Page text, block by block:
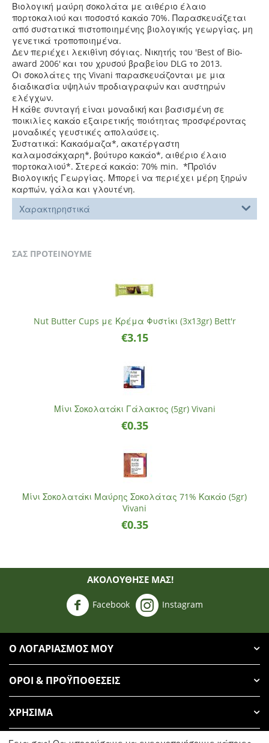
Βιολογική μαύρη σοκολάτα με αιθέριο έλαιο
πορτοκαλιού και ποσοστό κακάο 70%. Παρασκευάζεται
από συστατικά πιστοποιημένης βιολογικής γεωργίας, μη
γενετικά τροποποιημένα.
Δεν περιέχει λεκιθίνη σόγιας. Νικητής του 'Best of Bio-
award 2006' και του χρυσού βραβείου DLG το 2013.
Οι σοκολάτες της Vivani παρασκευάζονται με μια
διαδικασία υψηλών προδιαγραφών και αυστηρών
ελέγχων.
Η κάθε συνταγή είναι μοναδική και βασισμένη σε
ποικιλίες κακάο εξαιρετικής ποιότητας προσφέροντας
μοναδικές γευστικές απολαύσεις.
Συστατικά: Κακαόμαζα*, ακατέργαστη
καλαμοσάκχαρη*, βούτυρο κακάο*, αιθέριο έλαιο
πορτοκαλιού*. Στερεά κακάο: 70% min. *Προϊόν
Βιολογικής Γεωργίας. Μπορεί να περιέχει μέρη ξηρών
καρπών, γάλα και γλουτένη.
Χαρακτηρηστικά
ΣΑΣ ΠΡΟΤΕΙΝΟΥΜΕ
Nut Butter Cups με Κρέμα Φυστίκι (3x13gr) Bett'r
€3.15
Μίνι Σοκολατάκι Γάλακτος (5gr) Vivani
€0.35
Μίνι Σοκολατάκι Μαύρης Σοκολάτας 71% Κακάο (5gr)
Vivani
€0.35
ΑΚΟΛΟΥΘΗΣΈ ΜΑΣ!
Facebook Instagram
Ο ΛΟΓΑΡΙΑΣΜΌΣ ΜΟΥ
ΌΡΟΙ & ΠΡΟΫΠΟΘΈΣΕΙΣ
ΧΡΉΣΙΜΑ